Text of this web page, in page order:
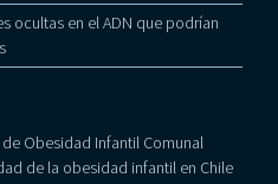
ocultas en el ADN que podrían
Obesidad Infantil Comunal
de la obesidad infantil en Chile